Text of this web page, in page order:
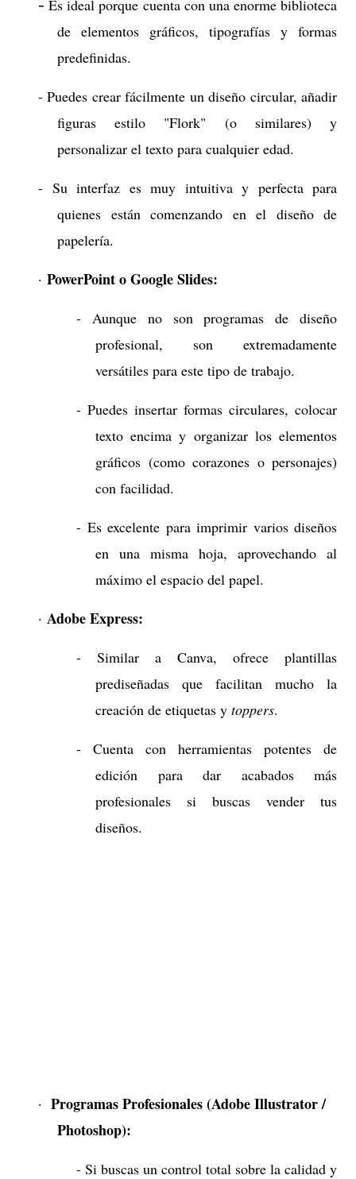
Es ideal porque cuenta con una enorme biblioteca
de elementos gráficos, tipografías y formas
predefinidas.
- Puedes crear fácilmente un diseño circular, añadir
figuras estilo "Flork" (o similares) y
personalizar el texto para cualquier edad.
- Su interfaz es muy intuitiva y perfecta para
quienes están comenzando en el diseño de
papelería.
· PowerPoint o Google Slides:
- Aunque no son programas de diseño
profesional, son extremadamente
versátiles para este tipo de trabajo.
- Puedes insertar formas circulares, colocar
texto encima y organizar los elementos
gráficos (como corazones o personajes)
con facilidad.
- Es excelente para imprimir varios diseños
en una misma hoja, aprovechando al
máximo el espacio del papel.
· Adobe Express:
- Similar a Canva, ofrece plantillas
prediseñadas que facilitan mucho la
creación de etiquetas y toppers.
- Cuenta con herramientas potentes de
edición para dar acabados más
profesionales si buscas vender tus
diseños.
· Programas Profesionales (Adobe Illustrator /
Photoshop):
- Si buscas un control total sobre la calidad y